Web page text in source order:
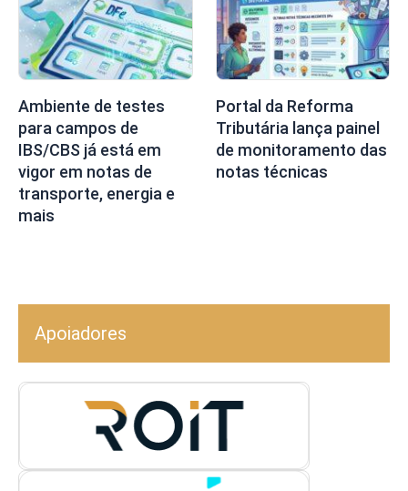
Ambiente de testes
para campos de
IBS/CBS já está em
vigor em notas de
transporte, energia e
mais
Portal da Reforma
Tributária lança painel
de monitoramento das
notas técnicas
Apoiadores